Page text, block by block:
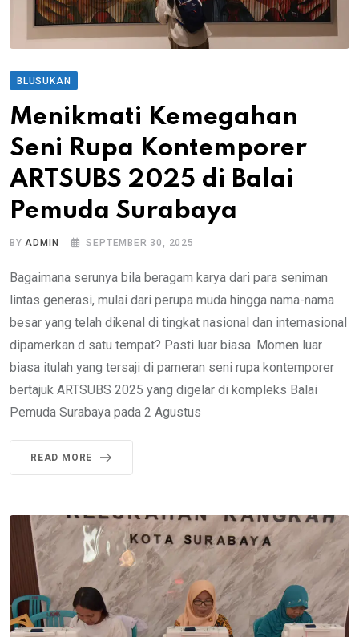
BLUSUKAN
Menikmati Kemegahan
Seni Rupa Kontemporer
ARTSUBS 2025 di Balai
Pemuda Surabaya
BY ADMIN SEPTEMBER 30, 2025
Bagaimana serunya bila beragam karya dari para seniman
lintas generasi, mulai dari perupa muda hingga nama-nama
besar yang telah dikenal di tingkat nasional dan internasional
dipamerkan d satu tempat? Pasti luar biasa. Momen luar
biasa itulah yang tersaji di pameran seni rupa kontemporer
bertajuk ARTSUBS 2025 yang digelar di kompleks Balai
Pemuda Surabaya pada 2 Agustus
READ MORE